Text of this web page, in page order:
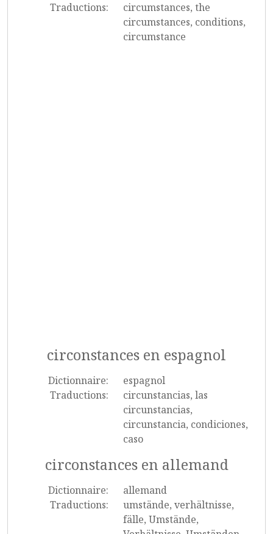
Traductions:
circumstances, the
circumstances, conditions,
circumstance
circonstances en espagnol
Dictionnaire:
espagnol
Traductions:
circunstancias, las
circunstancias,
circunstancia, condiciones,
caso
circonstances en allemand
Dictionnaire:
allemand
Traductions:
umstände, verhältnisse,
fälle, Umstände,